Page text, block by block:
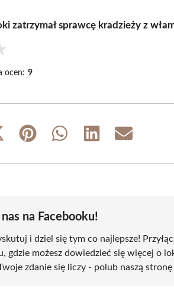
zatrzymał sprawcę kradzieży z
ocen: 9
Share
Share
Share
Share
nas na Facebooku!
i dziel się tym co najlepsze!
gdzie możesz dowiedzieć się więcej o
zdanie się liczy - polub naszą